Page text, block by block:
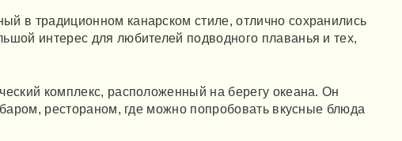
в традиционном канарском стиле, отлично сохранились
интерес для любителей подводного плаванья и тех,
комплекс, расположенный на берегу океана. Он
рестораном, где можно попробовать вкусные блюда